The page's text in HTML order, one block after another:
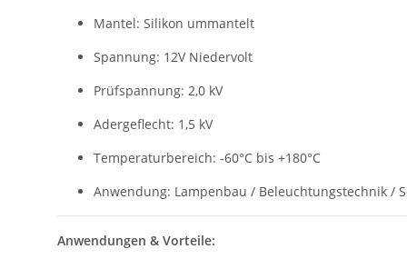
Mantel: Silikon ummantelt
Spannung: 12V Niedervolt
Prüfspannung: 2,0 kV
Adergeflecht: 1,5 kV
Temperaturbereich: -60°C bis +180°C
Anwendung: Lampenbau / Beleuchtungstechnik /
Anwendungen & Vorteile: